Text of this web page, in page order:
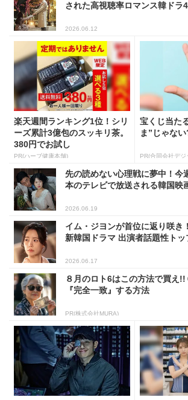
された高視聴率ロマンス韓ドラ
2026.06.12
楽天週間ランキング1位！シリ
ーズ累計3億包のスッキリ茶。
380円でお試し
PR(ハーブ健康本舗)
宝くじ当た
ま”じゃな
PR(合同会社デ
先の読めない心理戦に夢中！今
本のテレビで放送される韓国映
2026.06.19
イム・ジヨンが首位に返り咲き
新韓国ドラマ 出演者話題性トッ
2026.06.17
８月のロト6はこの方法で買え
『完全一致』する方法
PR(株式会社MURA)